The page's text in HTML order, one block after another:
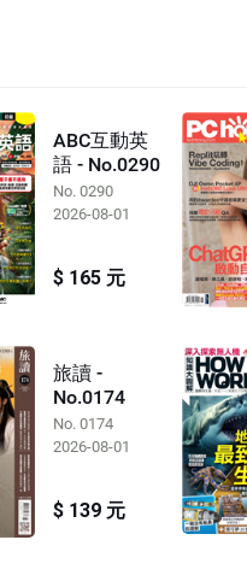
ABC互動英
語 - No.0290
No. 0290
2026-08-01
$ 165 元
旅讀 -
No.0174
No. 0174
2026-08-01
$ 139 元